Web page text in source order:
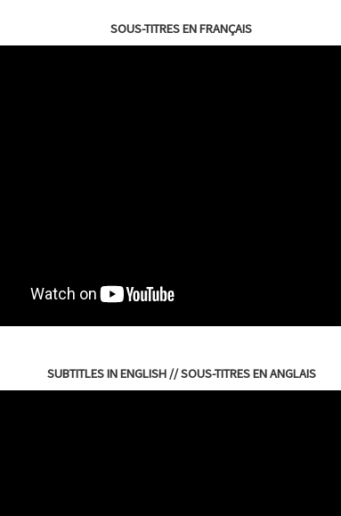
SOUS-TITRES EN FRANÇAIS
SUBTITLES IN ENGLISH // SOUS-TITRES EN ANGLAIS